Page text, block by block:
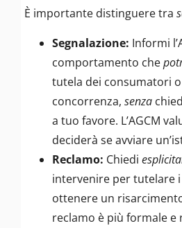
È importante distinguere tra
Segnalazione: Informi
comportamento che
tutela dei consumatori
concorrenza, senza
a tuo favore. L’AGCM
deciderà se avviare
Reclamo: Chiedi
intervenire per tutelare i
ottenere un
reclamo è più formale e